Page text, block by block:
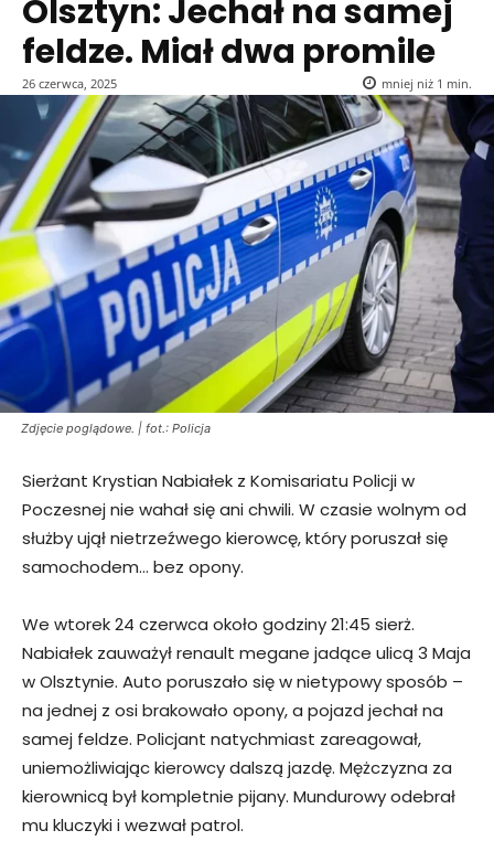
Olsztyn: Jechał na samej
feldze. Miał dwa promile
26 czerwca, 2025 mniej niż 1 min.
Zdjęcie poglądowe. | fot.: Policja
Sierżant Krystian Nabiałek z Komisariatu Policji w
Poczesnej nie wahał się ani chwili. W czasie wolnym od
służby ujął nietrzeźwego kierowcę, który poruszał się
samochodem… bez opony.
We wtorek 24 czerwca około godziny 21:45 sierż.
Nabiałek zauważył renault megane jadące ulicą 3 Maja
w Olsztynie. Auto poruszało się w nietypowy sposób –
na jednej z osi brakowało opony, a pojazd jechał na
samej feldze. Policjant natychmiast zareagował,
uniemożliwiając kierowcy dalszą jazdę. Mężczyzna za
kierownicą był kompletnie pijany. Mundurowy odebrał
mu kluczyki i wezwał patrol.